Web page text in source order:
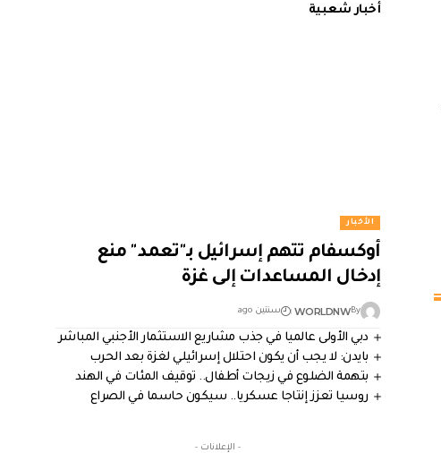
أخبار شعبية
الأخبار
أوكسفام تتهم إسرائيل بـ"تعمد" منع
إدخال المساعدات إلى غزة
By
WORLDNW سنتين ago
دبي الأولى عالميا في جذب مشاريع الاستثمار الأجنبي المباشر
بايدن: لا يجب أن يكون احتلال إسرائيلي لغزة بعد الحرب
بتهمة الضلوع في زيجات أطفال.. توقيف المئات في الهند
روسيا تعزز إنتاجا عسكريا.. سيكون حاسما في الصراع
- الإعلانات -